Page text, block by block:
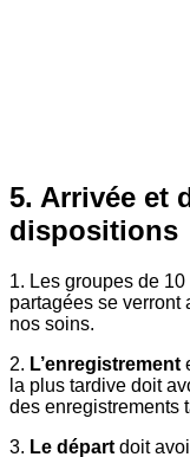
5. Arrivée et
dispositions
1. Les groupes de
partagées se verront
nos soins.
2. L’enregistrement
la plus tardive doit
des enregistrements
3. Le départ doit